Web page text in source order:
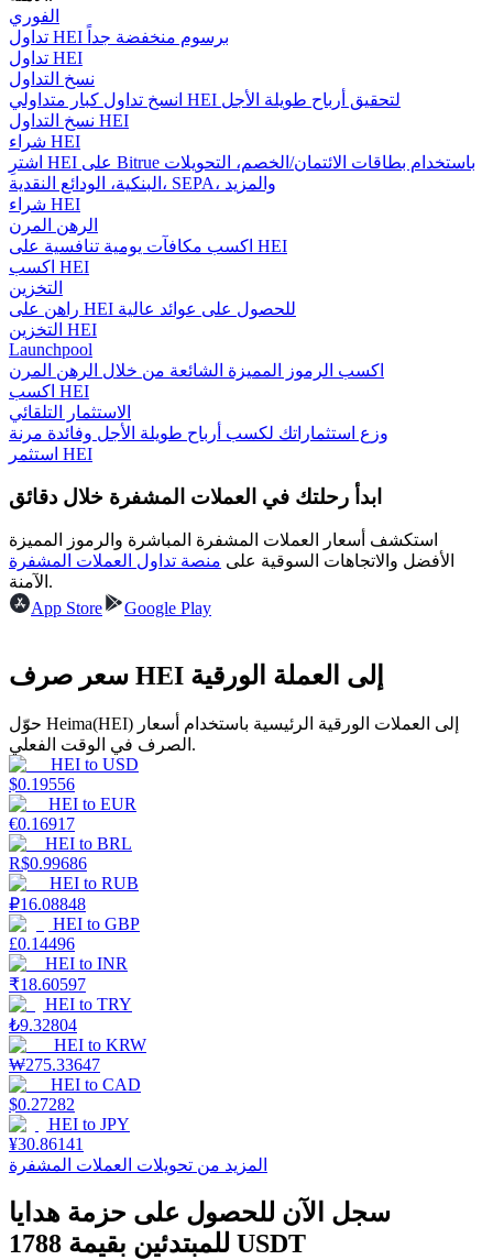
مرشد
دليل المبتدئين للعقود الآجلة
استراتيجيات التداول
تعلم كيفية البقاء مربحة
يكسب
خنزير الطاقة
احصل على مكافآت تنافسية يوميًا
التوقيع المساحي
عوائد عالية والوصول الفوري
الفوري
تداول HEI برسوم منخفضة جداً
تداول HEI
نسخ التداول
انسخ تداول كبار متداولي HEI لتحقيق أرباح طويلة الأجل
نسخ التداول HEI
شراء HEI
اشترِ HEI على Bitrue باستخدام بطاقات الائتمان/الخصم، التحويلات
البنكية، الودائع النقدية، SEPA، والمزيد
شراء HEI
الرهن المرن
اكسب مكافآت يومية تنافسية على HEI
اكسب HEI
التخزين
راهن على HEI للحصول على عوائد عالية
التخزين HEI
Launchpool
اكسب الرموز المميزة الشائعة من خلال الرهن المرن
اكسب HEI
الاستثمار التلقائي
وزع استثماراتك لكسب أرباح طويلة الأجل وفائدة مرنة
استثمر HEI
ابدأ رحلتك في العملات المشفرة خلال دقائق
استكشف أسعار العملات المشفرة المباشرة والرموز المميزة
الأفضل والاتجاهات السوقية على منصة تداول العملات المشفرة
الآمنة.
App Store
Google Play
سعر صرف HEI إلى العملة الورقية
حوّل Heima(HEI) إلى العملات الورقية الرئيسية باستخدام أسعار
الصرف في الوقت الفعلي.
HEI to USD
$0.19556
HEI to EUR
€0.16917
HEI to BRL
R$0.99686
HEI to RUB
₽16.08848
HEI to GBP
£0.14496
HEI to INR
₹18.60597
HEI to TRY
₺9.32804
HEI to KRW
₩275.33647
HEI to CAD
$0.27282
HEI to JPY
¥30.86141
المزيد من تحويلات العملات المشفرة
سجل الآن للحصول على حزمة هدايا
للمبتدئين بقيمة 1788 USDT